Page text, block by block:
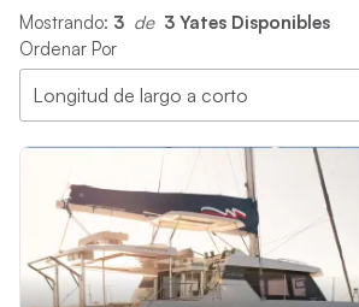
Mostrando: 3 de 3 Yates Disponibles
Ordenar Por